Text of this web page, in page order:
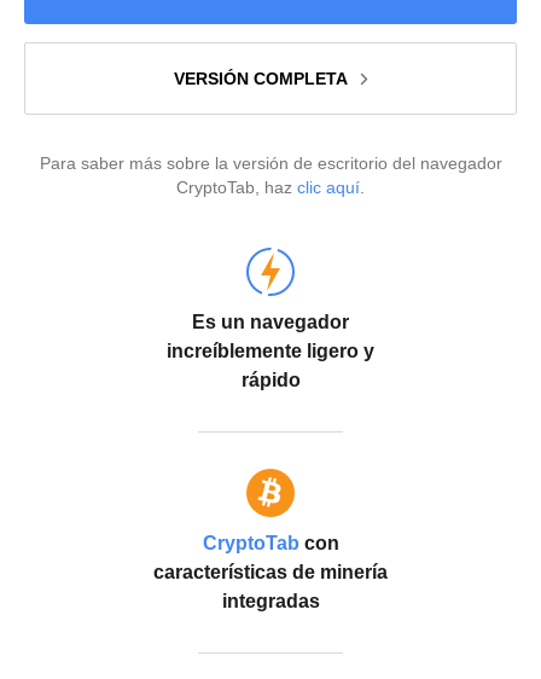
VERSIÓN COMPLETA
Para saber más sobre la versión de escritorio del navegador
CryptoTab, haz clic aquí
Es un navegador
increíblemente ligero y
rápido
CryptoTab con
características de minería
integradas